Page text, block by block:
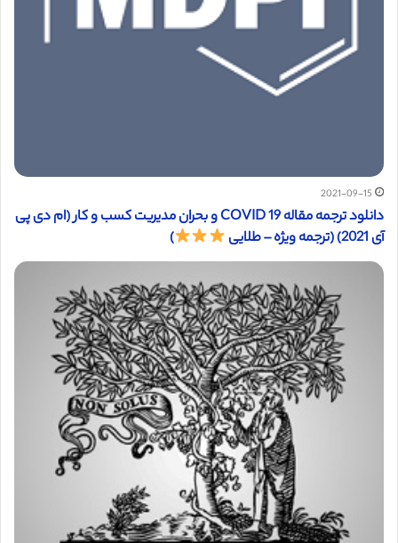
2021-09-15
دانلود ترجمه مقاله COVID 19 و بحران مدیریت کسب و کار (ام دی پی
آی 2021) (ترجمه ویژه – طلایی
)